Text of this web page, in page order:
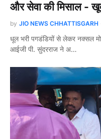
और सेवा की मिसाल -
by JIO NEWS CHHATTISGARH
धूल भरी पगडंडियों से लेकर नक्सल
आईजी पी. सुंदरराज ने अ…